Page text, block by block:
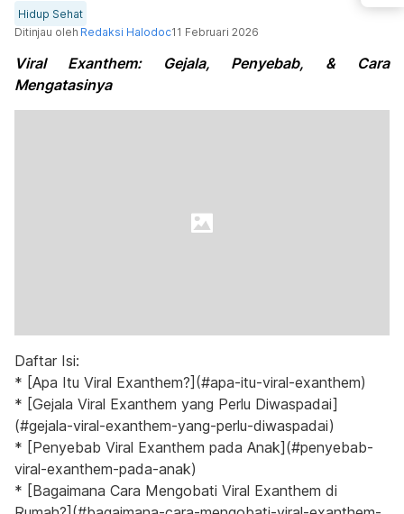
Hidup Sehat
Ditinjau oleh Redaksi Halodoc11 Februari 2026
Viral Exanthem: Gejala, Penyebab, & Cara
Mengatasinya
Daftar Isi:
* [Apa Itu Viral Exanthem?](#apa-itu-viral-exanthem)
* [Gejala Viral Exanthem yang Perlu Diwaspadai]
(#gejala-viral-exanthem-yang-perlu-diwaspadai)
* [Penyebab Viral Exanthem pada Anak](#penyebab-
viral-exanthem-pada-anak)
* [Bagaimana Cara Mengobati Viral Exanthem di